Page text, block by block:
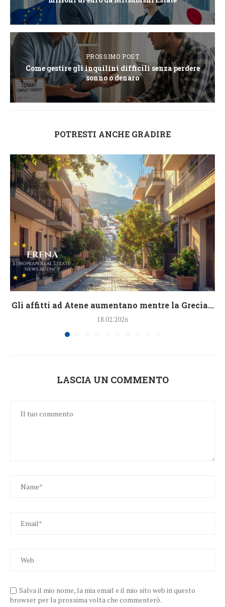
PROSSIMO POST
Come gestire gli inquilini difficili senza perdere
sonno o denaro
POTRESTI ANCHE GRADIRE
Gli affitti ad Atene aumentano mentre la Grecia...
18.02.2026
LASCIA UN COMMENTO
Salva il mio nome, la mia email e il mio sito web in questo
browser per la prossima volta che commenterò.